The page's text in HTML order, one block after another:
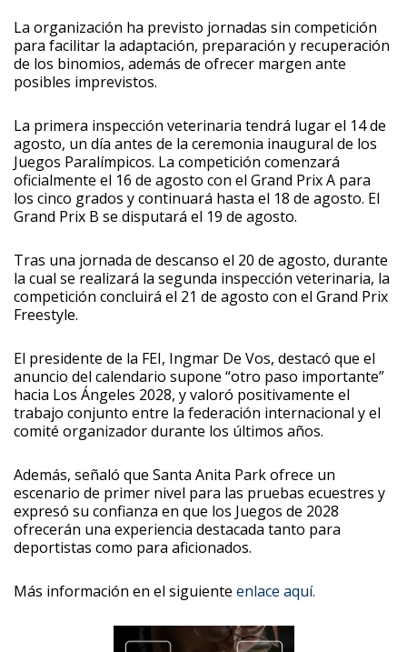
La organización ha previsto jornadas sin competición
para facilitar la adaptación, preparación y recuperación
de los binomios, además de ofrecer margen ante
posibles imprevistos.
La primera inspección veterinaria tendrá lugar el 14 de
agosto, un día antes de la ceremonia inaugural de los
Juegos Paralímpicos. La competición comenzará
oficialmente el 16 de agosto con el Grand Prix A para
los cinco grados y continuará hasta el 18 de agosto. El
Grand Prix B se disputará el 19 de agosto.
Tras una jornada de descanso el 20 de agosto, durante
la cual se realizará la segunda inspección veterinaria, la
competición concluirá el 21 de agosto con el Grand Prix
Freestyle.
El presidente de la FEI, Ingmar De Vos, destacó que el
anuncio del calendario supone “otro paso importante”
hacia Los Ángeles 2028, y valoró positivamente el
trabajo conjunto entre la federación internacional y el
comité organizador durante los últimos años.
Además, señaló que Santa Anita Park ofrece un
escenario de primer nivel para las pruebas ecuestres y
expresó su confianza en que los Juegos de 2028
ofrecerán una experiencia destacada tanto para
deportistas como para aficionados.
Más información en el siguiente enlace aquí.